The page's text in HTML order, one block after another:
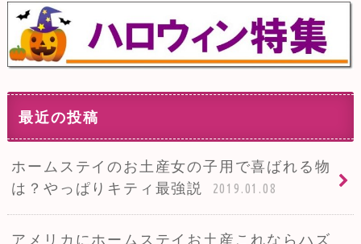
最近の投稿
ホームステイのお土産女の子用で喜ばれる物
は？やっぱりキティ最強説
2019.01.08
アメリカにホームステイお土産これならハズ